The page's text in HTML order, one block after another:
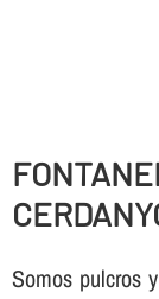
Somos pulcros